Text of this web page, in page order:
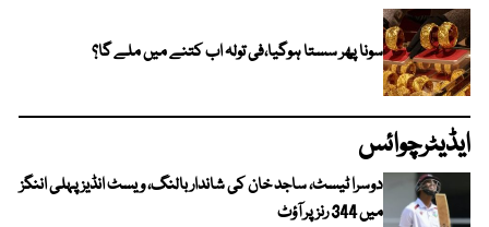
سونا پھر سستا ہوگیا،فی تولہ اب کتنے میں ملے گا؟
ایڈیٹرچوائس
دوسرا ٹیسٹ، ساجد خان کی شاندار بالنگ، ویسٹ انڈیز پہلی اننگز
میں 344 رنز پر آؤٹ